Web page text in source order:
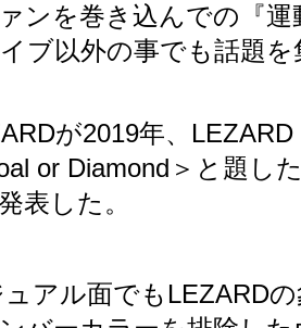
ンを巻き込んでの『運
ブ以外の事でも話題
が2019年、
or Diamond＞ と題し
表した。
アル面でも LEZARD